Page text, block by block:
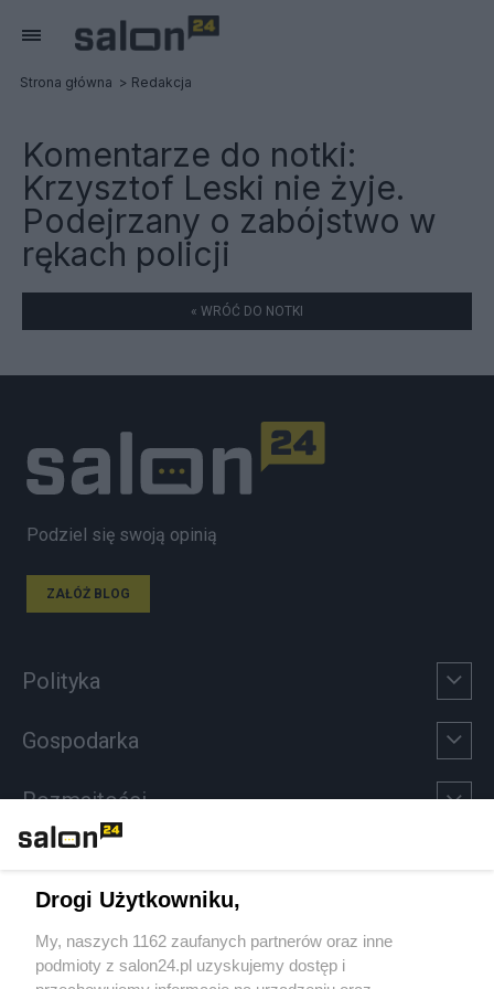
Strona główna Redakcja
Komentarze do notki:
Krzysztof Leski nie żyje.
Podejrzany o zabójstwo w
rękach policji
« WRÓĆ DO NOTKI
Podziel się swoją opinią
ZAŁÓŻ BLOG
Polityka
Gospodarka
Rozmaitości
Sport
Społeczeństwo
Drogi Użytkowniku,
My, naszych 1162 zaufanych partnerów oraz inne
podmioty z salon24.pl uzyskujemy dostęp i